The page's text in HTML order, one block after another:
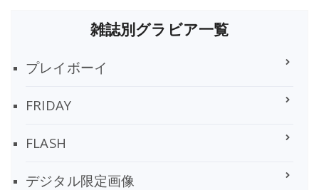
雑誌別グラビア一覧
プレイボーイ
FRIDAY
FLASH
デジタル限定画像